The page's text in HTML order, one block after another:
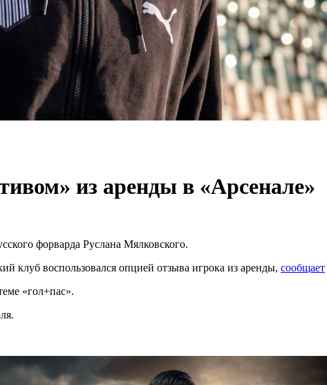
из аренды в «Арсенале»
форварда Руслана Мялковского.
клуб воспользовался опцией отзыва игрока из аренды, сообщает
«гол+пас».